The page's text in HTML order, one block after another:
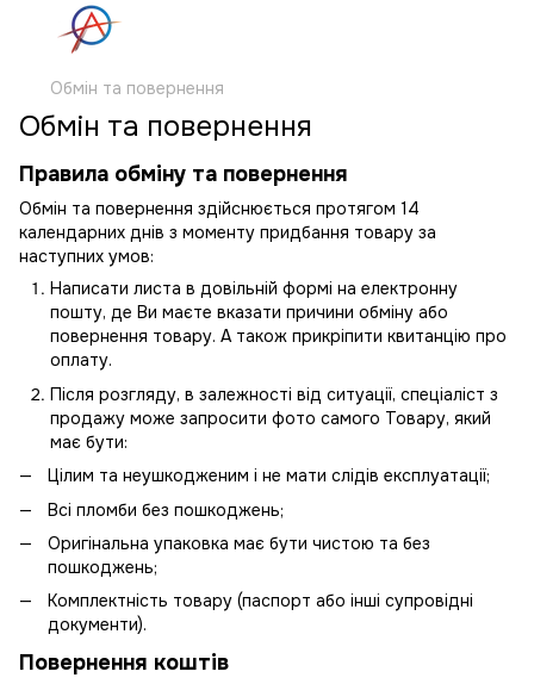
Обмін та повернення
Обмін та повернення
Правила обміну та повернення
Обмін та повернення здійснюється протягом 14
календарних днів з моменту придбання товару за
наступних умов:
Написати листа в довільній формі на електронну
пошту, де Ви маєте вказати причини обміну або
повернення товару. А також прикріпити квитанцію про
оплату.
Після розгляду, в залежності від ситуації, спеціаліст з
продажу може запросити фото самого Товару, який
має бути:
Цілим та неушкодженим і не мати слідів експлуатації;
Всі пломби без пошкоджень;
Оригінальна упаковка має бути чистою та без
пошкоджень;
Комплектність товару (паспорт або інші супровідні
документи).
Повернення коштів